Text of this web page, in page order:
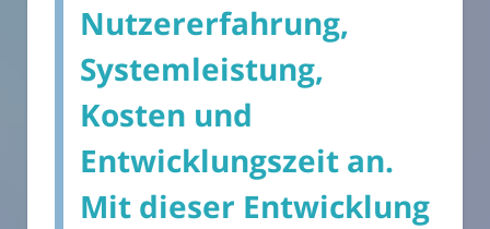
Nutzererfahrung,
Systemleistung,
Kosten und
Entwicklungszeit an.
Mit dieser Entwicklung